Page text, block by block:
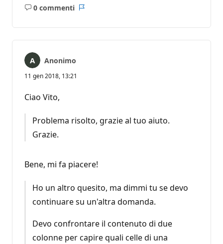
0 commenti
Nessun
Anonimo
11 gen 2018, 13:21
Ciao Vito,
Problema risolto, grazie al tuo aiuto.
Grazie.
Bene, mi fa piacere!
Ho un altro quesito, ma dimmi tu se devo
continuare su un'altra domanda.
Devo confrontare il contenuto di due
colonne per capire quali celle di una